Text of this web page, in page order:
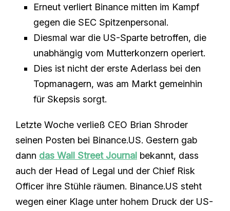
Erneut verliert Binance mitten im Kampf
gegen die SEC Spitzenpersonal.
Diesmal war die US-Sparte betroffen, die
unabhängig vom Mutterkonzern operiert.
Dies ist nicht der erste Aderlass bei den
Topmanagern, was am Markt gemeinhin
für Skepsis sorgt.
Letzte Woche verließ CEO Brian Shroder
seinen Posten bei Binance.US. Gestern gab
dann das Wall Street Journal bekannt, dass
auch der Head of Legal und der Chief Risk
Officer ihre Stühle räumen. Binance.US steht
wegen einer Klage unter hohem Druck der US-